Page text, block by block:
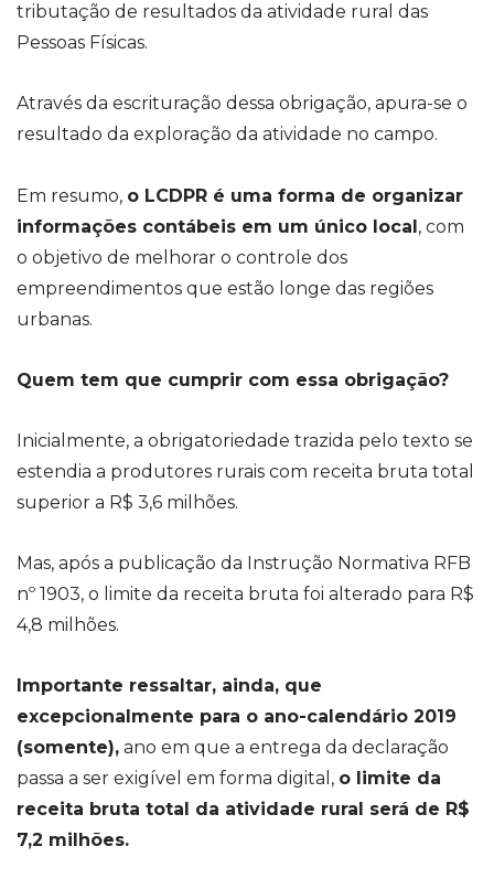
tributação de resultados da atividade rural das
Pessoas Físicas.
Através da escrituração dessa obrigação, apura-se o
resultado da exploração da atividade no campo.
Em resumo, o LCDPR é uma forma de organizar
informações contábeis em um único local, com
o objetivo de melhorar o controle dos
empreendimentos que estão longe das regiões
urbanas.
Quem tem que cumprir com essa obrigação?
Inicialmente, a obrigatoriedade trazida pelo texto se
estendia a produtores rurais com receita bruta total
superior a R$ 3,6 milhões.
Mas, após a publicação da Instrução Normativa RFB
nº 1903, o limite da receita bruta foi alterado para R$
4,8 milhões.
Importante ressaltar, ainda, que
excepcionalmente para o ano-calendário 2019
(somente), ano em que a entrega da declaração
passa a ser exigível em forma digital, o limite da
receita bruta total da atividade rural será de R$
7,2 milhões.